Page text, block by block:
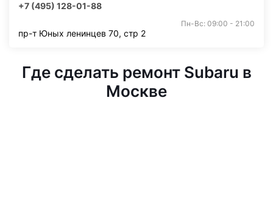
+7 (495) 128-01-88
Пн-Вс: 09:00 - 21:00
пр-т Юных ленинцев 70, стр 2
Где сделать ремонт Subaru в
Москве